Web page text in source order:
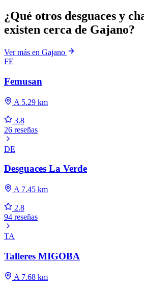
¿Qué otros desguaces y
existen cerca de Gajano?
Ver más en Gajano
FE
Femusan
A 5.29 km
3.8
26 reseñas
DE
Desguaces La Verde
A 7.45 km
2.8
94 reseñas
TA
Talleres MIGOBA
A 7.68 km